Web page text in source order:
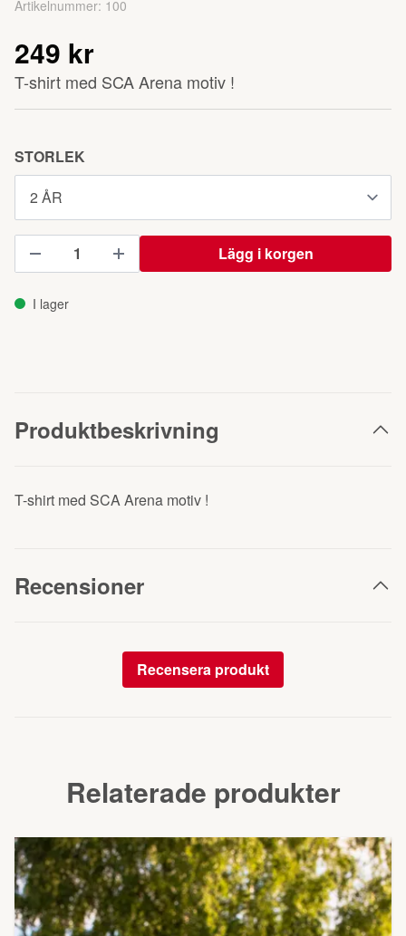
Artikelnummer: 100
249 kr
T-shirt med SCA Arena motiv !
STORLEK
Lägg i korgen
I lager
Produktbeskrivning
T-shirt med SCA Arena motiv !
Recensioner
Recensera produkt
Relaterade produkter